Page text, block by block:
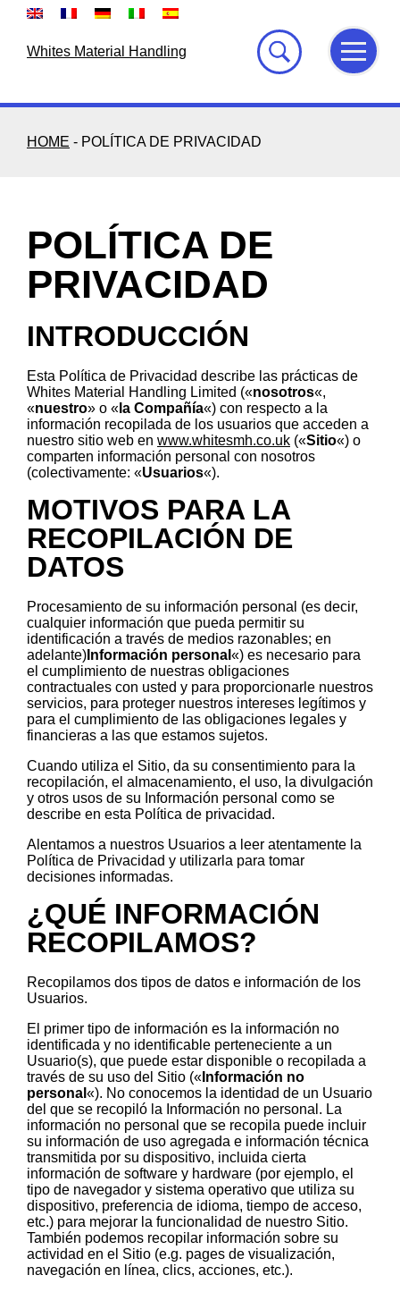
Skip
Whites Material Handling
HOME - POLÍTICA DE PRIVACIDAD
POLÍTICA DE
PRIVACIDAD
INTRODUCCIÓN
Esta Política de Privacidad describe las prácticas de
Whites Material Handling Limited («nosotros«,
«nuestro» o « la Compañía«) con respecto a la
información recopilada de los usuarios que acceden a
nuestro sitio web en www.whitesmh.co.uk («Sitio«) o
comparten información personal con nosotros
(colectivamente: «Usuarios«).
MOTIVOS PARA LA
RECOPILACIÓN DE
DATOS
Procesamiento de su información personal (es decir,
cualquier información que pueda permitir su
identificación a través de medios razonables; en
adelante) Información personal «) es necesario para
el cumplimiento de nuestras obligaciones
contractuales con usted y para proporcionarle nuestros
servicios, para proteger nuestros intereses legítimos y
para el cumplimiento de las obligaciones legales y
financieras a las que estamos sujetos.
Cuando utiliza el Sitio, da su consentimiento para la
recopilación, el almacenamiento, el uso, la divulgación
y otros usos de su Información personal como se
describe en esta Política de privacidad.
Alentamos a nuestros Usuarios a leer atentamente la
Política de Privacidad y utilizarla para tomar
decisiones informadas.
¿QUÉ INFORMACIÓN
RECOPILAMOS?
Recopilamos dos tipos de datos e información de los
Usuarios.
El primer tipo de información es la información no
identificada y no identificable perteneciente a un
Usuario(s), que puede estar disponible o recopilada a
través de su uso del Sitio (« Información no
personal «). No conocemos la identidad de un Usuario
del que se recopiló la Información no personal. La
información no personal que se recopila puede incluir
su información de uso agregada e información técnica
transmitida por su dispositivo, incluida cierta
información de software y hardware (por ejemplo, el
tipo de navegador y sistema operativo que utiliza su
dispositivo, preferencia de idioma, tiempo de acceso,
etc.) para mejorar la funcionalidad de nuestro Sitio.
También podemos recopilar información sobre su
actividad en el Sitio (e.g. pages de visualización,
navegación en línea, clics, acciones, etc.).